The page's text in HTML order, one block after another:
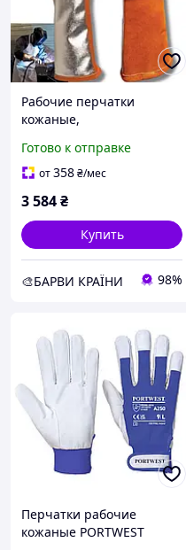
Рабочие перчатки
кожаные,
кевлар 40см TERK400
Готово к отправке
от358₴/мес
3 584₴
Купить
🎨БАРВИ КРАЇНИ 98%
Перчатки рабочие
кожаные PORTWEST